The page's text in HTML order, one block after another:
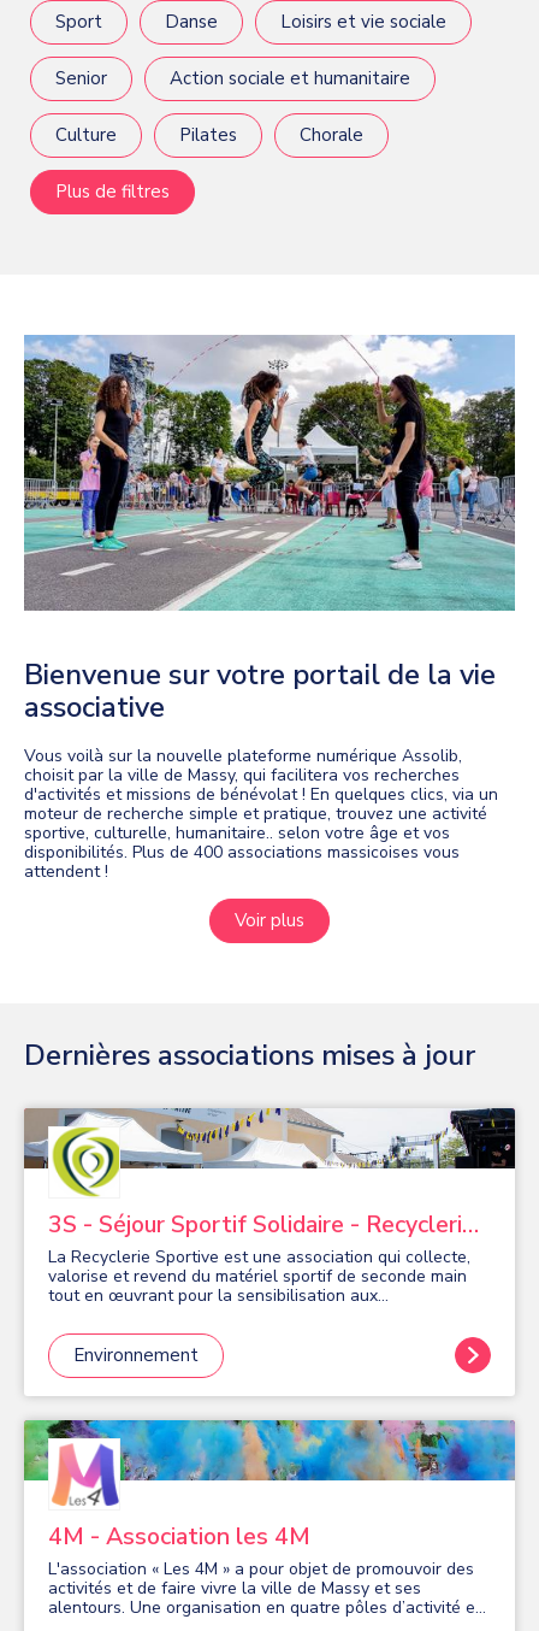
Sport Danse Loisirs et vie sociale
Senior Action sociale et humanitaire
Culture Pilates Chorale
Plus de filtres
Bienvenue sur votre portail de la vie
associative
Vous voilà sur la nouvelle plateforme numérique Assolib,
choisit par la ville de Massy, qui facilitera vos recherches
d'activités et missions de bénévolat ! En quelques clics, via un
moteur de recherche simple et pratique, trouvez une activité
sportive, culturelle, humanitaire.. selon votre âge et vos
disponibilités. Plus de 400 associations massicoises vous
attendent !
Voir plus
Dernières associations mises à jour
3S - Séjour Sportif Solidaire - Recyclerie
Sportive
La Recyclerie Sportive est une association qui collecte,
valorise et revend du matériel sportif de seconde main
tout en œuvrant pour la sensibilisation aux
mobilité active. Elle a deux objectifs : - Transformer le
déchet sportif en ressource - Promouvoir un sport
accessible et plus respectueux de l’environnement
Environnement
4M - Association les 4M
L'association « Les 4M » a pour objet de promouvoir des
activités et de faire vivre la ville de Massy et ses
alentours. Une organisation en quatre pôles d’activité est